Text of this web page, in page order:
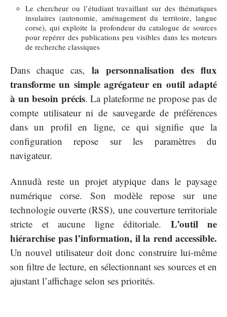
Le chercheur ou l’étudiant travaillant sur des thématiques
insulaires (autonomie, aménagement du territoire, langue
corse), qui exploite la profondeur du catalogue de sources
pour repérer des publications peu visibles dans les moteurs
de recherche classiques
Dans chaque cas, la personnalisation des flux
transforme un simple agrégateur en outil adapté
à un besoin précis. La plateforme ne propose pas de
compte utilisateur ni de sauvegarde de préférences
dans un profil en ligne, ce qui signifie que la
configuration repose sur les paramètres du
navigateur.
Annudà reste un projet atypique dans le paysage
numérique corse. Son modèle repose sur une
technologie ouverte (RSS), une couverture territoriale
stricte et aucune ligne éditoriale. L’outil ne
hiérarchise pas l’information, il la rend accessible.
Un nouvel utilisateur doit donc construire lui-même
son filtre de lecture, en sélectionnant ses sources et en
ajustant l’affichage selon ses priorités.